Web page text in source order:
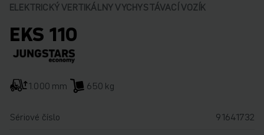
ELEKTRICKÝ VERTIKÁLNY VYCHYSTÁVACÍ VOZÍK
EKS 110
1.000 mm 650 kg
Sériové číslo
91641732